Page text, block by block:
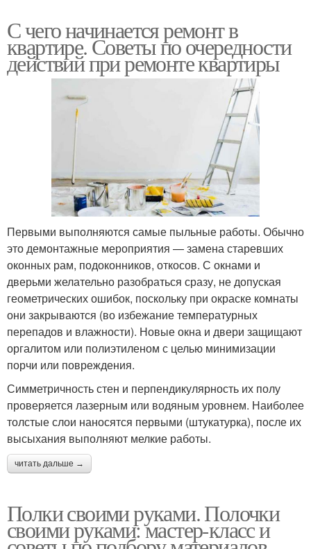
С чего начинается ремонт в
квартире. Советы по очередности
действий при ремонте квартиры
Первыми выполняются самые пыльные работы. Обычно
это демонтажные мероприятия — замена старевших
оконных рам, подоконников, откосов. С окнами и
дверьми желательно разобраться сразу, не допуская
геометрических ошибок, поскольку при окраске комнаты
они закрываются (во избежание температурных
перепадов и влажности). Новые окна и двери защищают
оргалитом или полиэтиленом с целью минимизации
порчи или повреждения.
Симметричность стен и перпендикулярность их полу
проверяется лазерным или водяным уровнем. Наиболее
толстые слои наносятся первыми (штукатурка), после их
высыхания выполняют мелкие работы.
читать дальше →
Полки своими руками. Полочки
своими руками: мастер-класс и